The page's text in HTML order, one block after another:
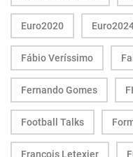
Euro2020
Fábio Veríssimo
Fernando Gomes
Football Talks
François Letexier